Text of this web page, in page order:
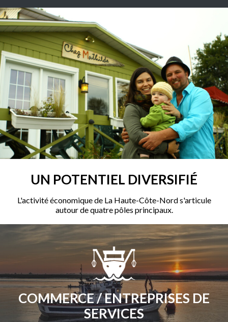
UN POTENTIEL DIVERSIFIÉ
L'activité économique de La Haute-Côte-Nord s'articule
autour de quatre pôles principaux.
COMMERCE / ENTREPRISES DE
SERVICES